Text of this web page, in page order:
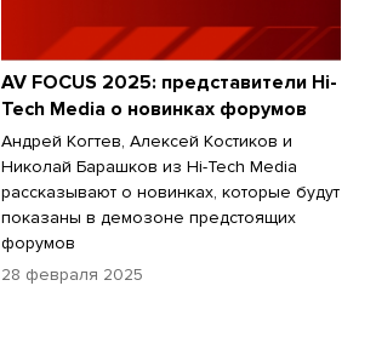
AV FOCUS 2025: представители Hi-
Tech Media о новинках форумов
Андрей Когтев, Алексей Костиков и
Николай Барашков из Hi-Tech Media
рассказывают о новинках, которые будут
показаны в демозоне предстоящих
форумов
28 февраля 2025